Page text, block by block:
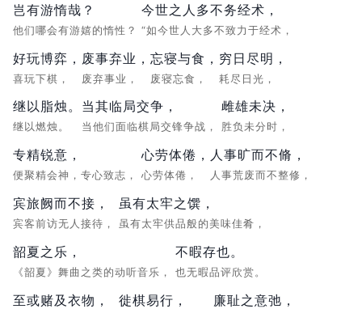
岂有游惰哉？
他们哪会有游嬉的惰性？
今世之人多不务经术，
“如今世人大多不致力于经术，
好玩博弈，
喜玩下棋，
废事弃业，
废弃事业，
忘寝与食，
废寝忘食，
穷日尽明，
耗尽日光，
继以脂烛。
继以燃烛。
当其临局交争，
当他们面临棋局交锋争战，
雌雄未决，
胜负未分时，
专精锐意，
便聚精会神，专心致志，
心劳体倦，
心劳体倦，
人事旷而不脩，
人事荒废而不整修，
宾旅阙而不接，
宾客前访无人接待，
虽有太牢之馔，
虽有太牢供品般的美味佳肴，
韶夏之乐，
《韶夏》舞曲之类的动听音乐，
不暇存也。
也无暇品评欣赏。
至或赌及衣物， 徙棋易行， 廉耻之意弛，